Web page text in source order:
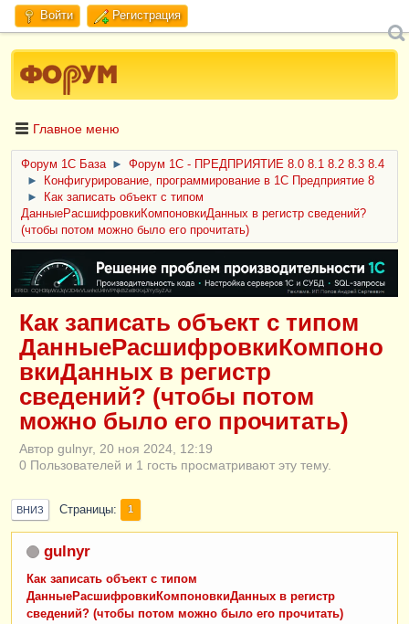
Войти Регистрация
Главное меню
Форум 1C База ►
Форум 1С - ПРЕДПРИЯТИЕ 8.0 8.1 8.2 8.3 8.4
►
Конфигурирование, программирование в 1С Предприятие 8
►
Как записать объект с типом
ДанныеРасшифровкиКомпоновкиДанных в регистр сведений?
(чтобы потом можно было его прочитать)
ERID: CQH36pWzJqVJD4xVLsnhcU4hVPNjkBZe8KKxjJiYySyZAz
Как записать объект с типом
ДанныеРасшифровкиКомпоно
вкиДанных в регистр
сведений? (чтобы потом
можно было его прочитать)
Автор gulnyr, 20 ноя 2024, 12:19
0 Пользователей и 1 гость просматривают эту тему.
ВНИЗ Страницы 1
gulnyr
Как записать объект с типом
ДанныеРасшифровкиКомпоновкиДанных в регистр
сведений? (чтобы потом можно было его прочитать)